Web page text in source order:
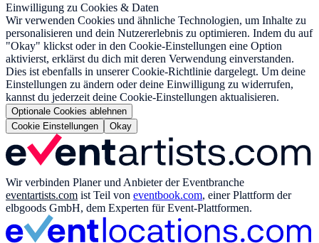
Einwilligung zu Cookies & Daten
Wir verwenden Cookies und ähnliche Technologien, um Inhalte zu
personalisieren und dein Nutzererlebnis zu optimieren. Indem du auf
"Okay" klickst oder in den Cookie-Einstellungen eine Option
aktivierst, erklärst du dich mit deren Verwendung einverstanden.
Dies ist ebenfalls in unserer Cookie-Richtlinie dargelegt. Um deine
Einstellungen zu ändern oder deine Einwilligung zu widerrufen,
kannst du jederzeit deine Cookie-Einstellungen aktualisieren.
Optionale Cookies ablehnen
Cookie Einstellungen
Okay
Wir verbinden Planer und Anbieter der Eventbranche
eventartists.com ist Teil von eventbook.com, einer Plattform der
elbgoods GmbH, dem Experten für Event-Plattformen.